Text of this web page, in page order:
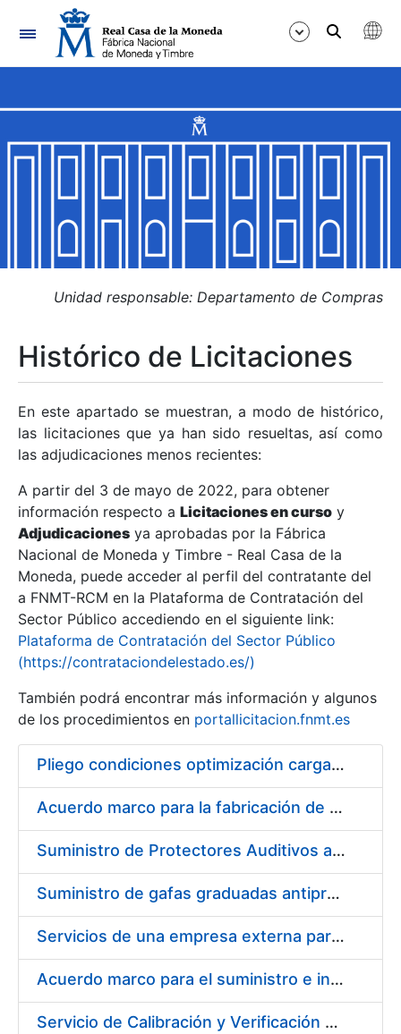
Navegación
Mostrar/Ocultar
Mostrar/Ocultar
Mostrar/Ocultar
Mostrar/Ocultar
Mostrar/Ocultar
Mostrar/Ocultar
Unidad responsable: Departamento de Compras
Histórico de Licitaciones
En este apartado se muestran, a modo de histórico,
las licitaciones que ya han sido resueltas, así como
las adjudicaciones menos recientes:
A partir del 3 de mayo de 2022, para obtener
información respecto a Licitaciones en curso y
Adjudicaciones ya aprobadas por la Fábrica
Nacional de Moneda y Timbre - Real Casa de la
Moneda, puede acceder al perfil del contratante del
a FNMT-RCM en la Plataforma de Contratación del
Sector Público accediendo en el siguiente link:
Plataforma de Contratación del Sector Público
(https://contrataciondelestado.es/)
También podrá encontrar más información y algunos
de los procedimientos en portallicitacion.fnmt.es
Pliego condiciones optimización cargas compras firmado
Acuerdo marco para la fabricación de piezas
Suministro de Protectores Auditivos a medida para las personas trabajadoras de los Centros de Trabajo de Madrid y Burgos
Suministro de gafas graduadas antiproyecciones para los trabajadores de la FNMT-RCM en los centros de trabajo de Madrid y Burgos
Servicios de una empresa externa para el asesoramiento y resolución de los recursos de alzada que se presentan relacionados con procesos de selección para la FNMT-RCM
Acuerdo marco para el suministro e instalación de persianas, estores y otros complementos
Servicio de Calibración y Verificación Externa de los Equipos de Medición del Servicio de Prevención de la FNMT-RCM